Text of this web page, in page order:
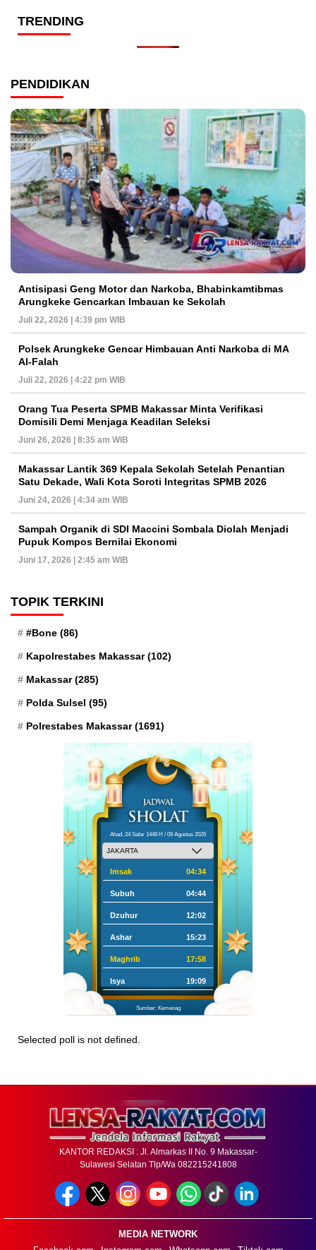
TRENDING
PENDIDIKAN
Antisipasi Geng Motor dan Narkoba, Bhabinkamtibmas
Arungkeke Gencarkan Imbauan ke Sekolah
Juli 22, 2026 | 4:39 pm WIB
Polsek Arungkeke Gencar Himbauan Anti Narkoba di MA
Al-Falah
Juli 22, 2026 | 4:22 pm WIB
Orang Tua Peserta SPMB Makassar Minta Verifikasi
Domisili Demi Menjaga Keadilan Seleksi
Juni 26, 2026 | 8:35 am WIB
Makassar Lantik 369 Kepala Sekolah Setelah Penantian
Satu Dekade, Wali Kota Soroti Integritas SPMB 2026
Juni 24, 2026 | 4:34 am WIB
Sampah Organik di SDI Maccini Sombala Diolah Menjadi
Pupuk Kompos Bernilai Ekonomi
Juni 17, 2026 | 2:45 am WIB
TOPIK TERKINI
#Bone (86)
Kapolrestabes Makassar(102)
Makassar(285)
Polda Sulsel (95)
Polrestabes Makassar(1691)
Ahad, 24 Safar 1448 H / 09 Agustus 2026
Imsak 04:34
Subuh 04:44
Dzuhur 12:02
Ashar 15:23
Maghrib 17:58
Isya 19:09
Sumber: Kemenag
Selected poll is not defined.
KANTOR REDAKSI : Jl. Almarkas II No. 9 Makassar-
Sulawesi Selatan Tlp/Wa 082215241808
MEDIA NETWORK